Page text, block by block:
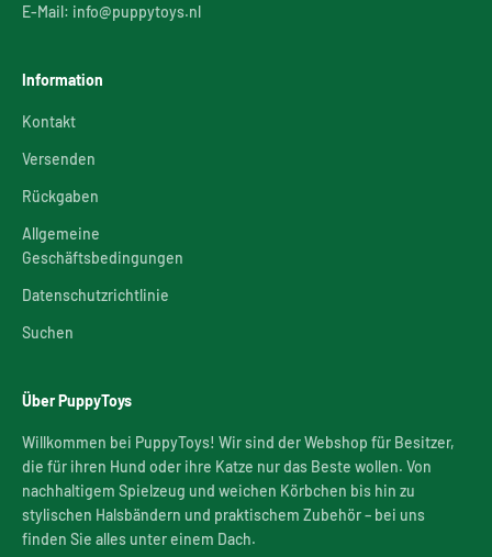
E-Mail: info@puppytoys.nl
Information
Kontakt
Versenden
Rückgaben
Allgemeine
Geschäftsbedingungen
Datenschutzrichtlinie
Suchen
Über PuppyToys
Willkommen bei PuppyToys! Wir sind der Webshop für Besitzer,
die für ihren Hund oder ihre Katze nur das Beste wollen. Von
nachhaltigem Spielzeug und weichen Körbchen bis hin zu
stylischen Halsbändern und praktischem Zubehör – bei uns
finden Sie alles unter einem Dach.